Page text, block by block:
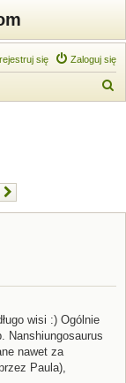
Zaloguj się
się
wisi :) Ogólnie
Nanshiungosaurus
nawet za
Paula),